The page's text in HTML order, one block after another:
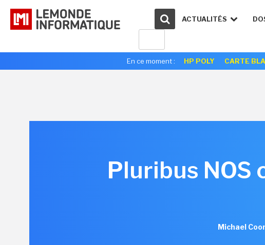
ACTUALITÉS
En ce moment : HP POLY CARTE
Pluribus NOS
Michael